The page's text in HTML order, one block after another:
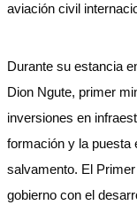
aviación civil
Durante su estancia
Dion Ngute, primer
inversiones en
formación y la puesta
salvamento. El
gobierno con el